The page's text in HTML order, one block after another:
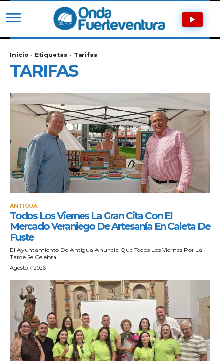
Inicio Etiquetas Tarifas
TARIFAS
ANTIGUA
Todos Los Viernes La Gran Cita Con El
Mercado Veraniego De Artesanía En Caleta De
Fuste
El Ayuntamiento De Antigua Anuncia Que Todos Los Viernes Por La
Tarde Se Celebra...
Agosto 7, 2026